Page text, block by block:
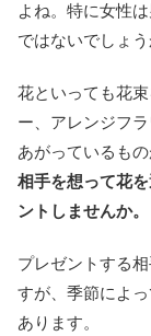
よね。特に女性
ではないでしょう
花といっても花
ー、アレンジフ
あがっているも
相手を想って花
ントしませんか。
プレゼントする
すが、季節によ
あります。